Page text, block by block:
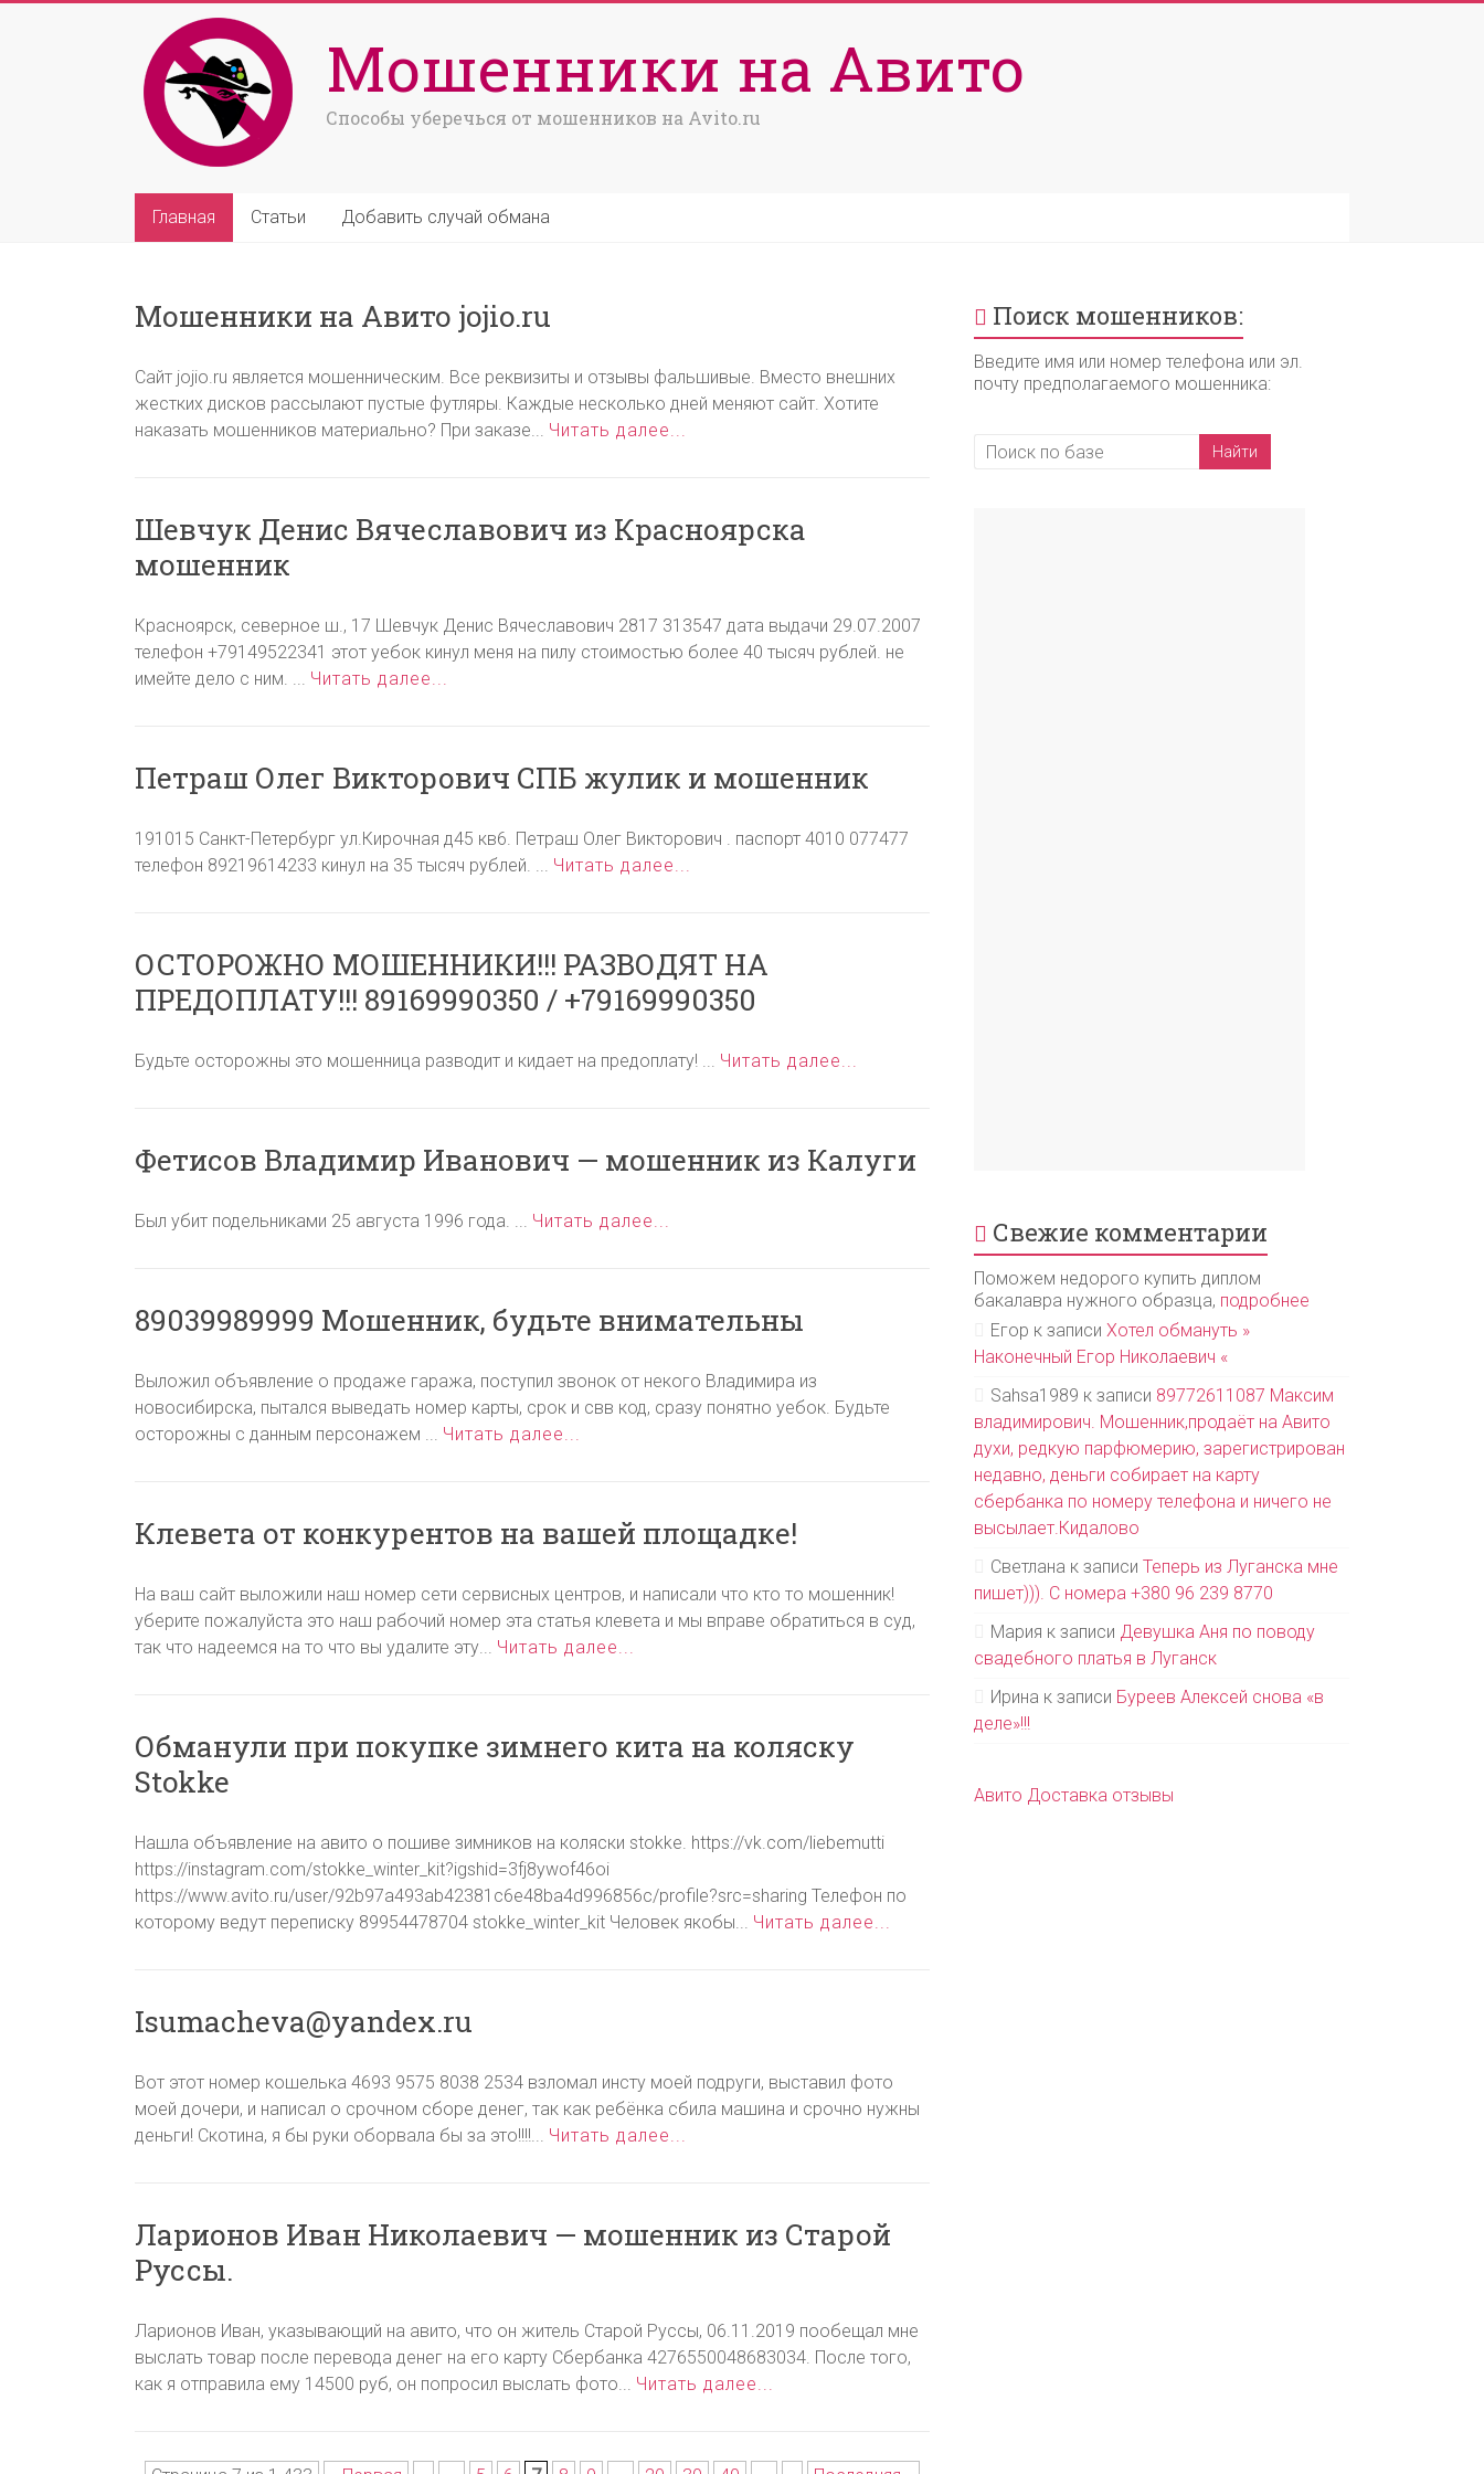
Мошенники на Авито
Способы уберечься от мошенников на Avito.ru
Главная Статьи Добавить случай обмана
Мошенники на Авито jojio.ru
Сайт jojio.ru является мошенническим. Все реквизиты и отзывы фальшивые. Вместо внешних
жестких дисков рассылают пустые футляры. Каждые несколько дней меняют сайт. Хотите
наказать мошенников материально? При заказе... Читать далее...
Шевчук Денис Вячеславович из Красноярска
мошенник
Красноярск, северное ш., 17 Шевчук Денис Вячеславович 2817 313547 дата выдачи 29.07.2007
телефон +79149522341 этот уебок кинул меня на пилу стоимостью более 40 тысяч рублей. не
имейте дело с ним. ... Читать далее...
Петраш Олег Викторович СПБ жулик и мошенник
191015 Санкт-Петербург ул.Кирочная д45 кв6. Петраш Олег Викторович . паспорт 4010 077477
телефон 89219614233 кинул на 35 тысяч рублей. ... Читать далее...
ОСТОРОЖНО МОШЕННИКИ!!! РАЗВОДЯТ НА
ПРЕДОПЛАТУ!!! 89169990350 / +79169990350
Будьте осторожны это мошенница разводит и кидает на предоплату! ... Читать далее...
Фетисов Владимир Иванович — мошенник из Калуги
Был убит подельниками 25 августа 1996 года. ... Читать далее...
89039989999 Мошенник, будьте внимательны
Выложил объявление о продаже гаража, поступил звонок от некого Владимира из
новосибирска, пытался выведать номер карты, срок и свв код, сразу понятно уебок. Будьте
осторожны с данным персонажем ... Читать далее...
Клевета от конкурентов на вашей площадке!
На ваш сайт выложили наш номер сети сервисных центров, и написали что кто то мошенник!
уберите пожалуйста это наш рабочий номер эта статья клевета и мы вправе обратиться в суд,
так что надеемся на то что вы удалите эту... Читать далее...
Обманули при покупке зимнего кита на коляску
Stokke
Нашла объявление на авито о пошиве зимников на коляски stokke. https://vk.com/liebemutti
https://instagram.com/stokke_winter_kit?igshid=3fj8ywof46oi
https://www.avito.ru/user/92b97a493ab42381c6e48ba4d996856c/profile?src=sharing Телефон по
которому ведут переписку 89954478704 stokke_winter_kit Человек якобы... Читать далее...
Isumacheva@yandex.ru
Вот этот номер кошелька 4693 9575 8038 2534 взломал инсту моей подруги, выставил фото
моей дочери, и написал о срочном сборе денег, так как ребёнка сбила машина и срочно нужны
деньги! Скотина, я бы руки оборвала бы за это!!!!... Читать далее...
Ларионов Иван Николаевич — мошенник из Старой
Руссы.
Ларионов Иван, указывающий на авито, что он житель Старой Руссы, 06.11.2019 пообещал мне
выслать товар после перевода денег на его карту Сбербанка 4276550048683034. После того,
как я отправила ему 14500 руб, он попросил выслать фото... Читать далее...
Поиск мошенников:
Введите имя или номер телефона или эл.
почту предполагаемого мошенника:
Свежие комментарии
Поможем недорого купить диплом
бакалавра нужного образца, подробнее
Егор к записиХотел обмануть »
Наконечный Егор Николаевич «
Sahsa1989 к записи 89772611087 Максим
владимирович. Мошенник,продаёт на Авито
духи, редкую парфюмерию, зарегистрирован
недавно, деньги собирает на карту
сбербанка по номеру телефона и ничего не
высылает.Кидалово
Светлана к записиТеперь из Луганска мне
пишет))). С номера +380 96 239 8770
Мария к записи Девушка Аня по поводу
свадебного платья в Луганск
Ирина к записи Буреев Алексей снова «в
деле»!!!
Авито Доставка отзывы